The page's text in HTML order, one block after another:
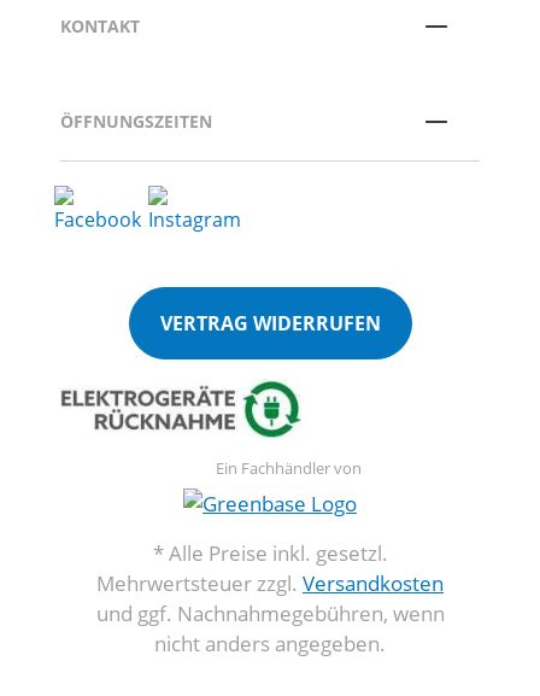
KONTAKT
ÖFFNUNGSZEITEN
VERTRAG WIDERRUFEN
Ein Fachhändler von
* Alle Preise inkl. gesetzl.
Mehrwertsteuer zzgl. Versandkosten
und ggf. Nachnahmegebühren, wenn
nicht anders angegeben.